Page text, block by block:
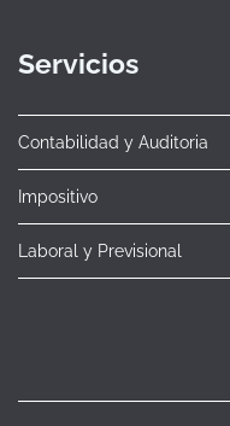
Servicios
Contabilidad y Auditoria
Impositivo
Laboral y Previsional